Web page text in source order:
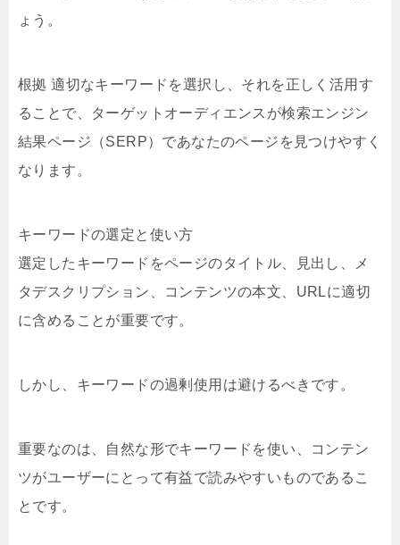
ょう。
根拠 適切なキーワードを選択し、それを正しく活用す
ることで、ターゲットオーディエンスが検索エンジン
結果ページ（SERP）であなたのページを見つけやすく
なります。
キーワードの選定と使い方
選定したキーワードをページのタイトル、見出し、メ
タデスクリプション、コンテンツの本文、URLに適切
に含めることが重要です。
しかし、キーワードの過剰使用は避けるべきです。
重要なのは、自然な形でキーワードを使い、コンテン
ツがユーザーにとって有益で読みやすいものであるこ
とです。